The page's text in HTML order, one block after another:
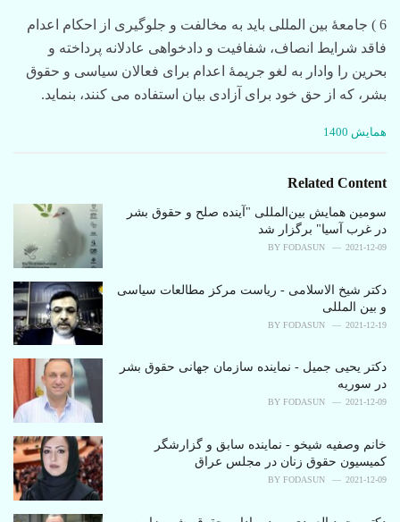
6 ) جامعۀ بین المللی باید به مخالفت و جلوگیری از احکام اعدام
فاقد شرایط انصاف، شفافیت و دادخواهی عادلانه پرداخته و
بحرین را وادار به لغو جریمۀ اعدام برای فعالان سیاسی و حقوق
بشر، که از حق خود برای آزادی بیان استفاده می کنند، بنماید.
C
e
o
r
i
:
همایش 1400
Related Content
سومین همایش بین‌المللی "آینده صلح و حقوق بشر
در غرب آسیا" برگزار شد
BY FODASUN 2021-12-09
دکتر شیخ الاسلامی - ریاست مرکز مطالعات سیاسی
و بین المللی
BY FODASUN 2021-12-19
دکتر یحیی جمیل - نماینده سازمان جهانی حقوق بشر
در سوریه
BY FODASUN 2021-12-09
خانم وصفیه شیخو - نماینده سابق و گزارشگر
کمیسیون حقوق زنان در مجلس عراق
BY FODASUN 2021-12-09